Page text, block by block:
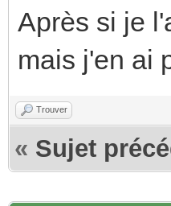
Après si je
mais j'en ai
Trouver
« Sujet